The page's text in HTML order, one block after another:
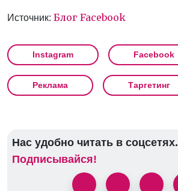
Источник: Блог Facebook
Instagram Facebook
Реклама Таргетинг
Нас удобно читать в соцсетях.
Подписывайся!